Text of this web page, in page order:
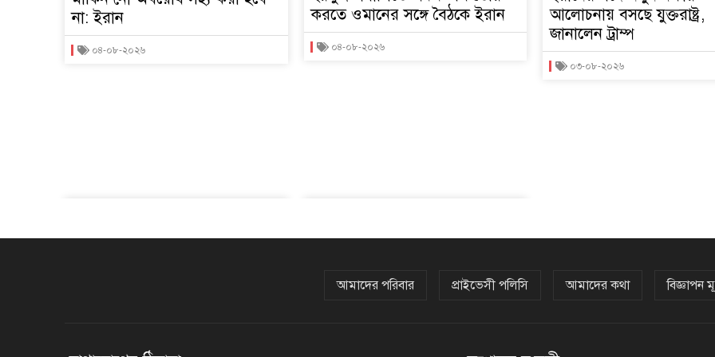
না: ইরান
০৪-০৮-২০২৬
করতে ওমানের সঙ্গে বৈঠকে ইরান
০৪-০৮-২০২৬
আলোচনায় বসছে যুক্তরাষ্ট্র,
জানালেন ট্রাম্প
০৩-০৮-২০২৬
আমাদের পরিবার প্রাইভেসী পলিসি আমাদের কথা বিজ্ঞাপন